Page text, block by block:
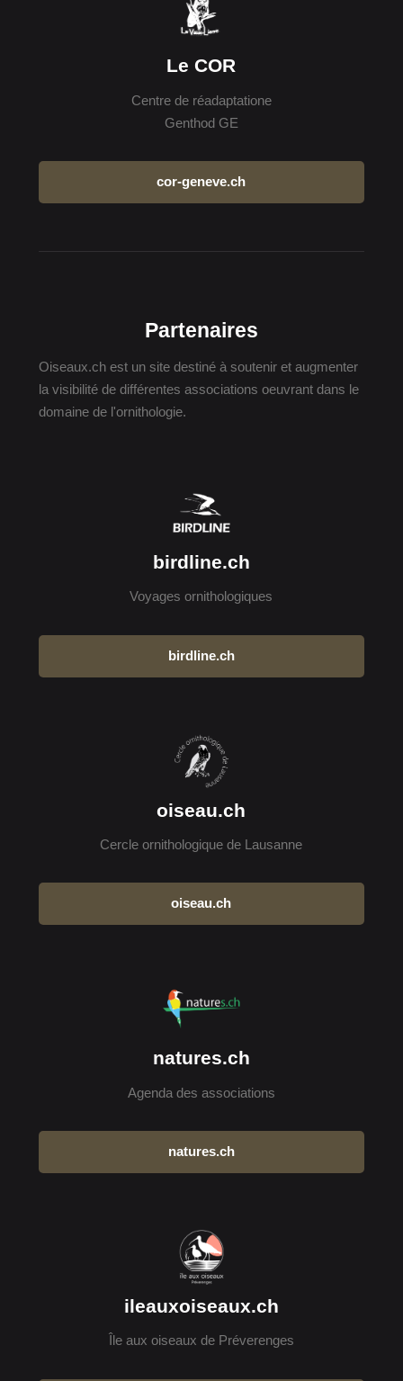
Le COR
Centre de réadaptatione
Genthod GE
cor-geneve.ch
Partenaires
Oiseaux.ch est un site destiné à soutenir et augmenter
la visibilité de différentes associations oeuvrant dans le
domaine de l'ornithologie.
birdline.ch
Voyages ornithologiques
birdline.ch
oiseau.ch
Cercle ornithologique de Lausanne
oiseau.ch
natures.ch
Agenda des associations
natures.ch
ileauxoiseaux.ch
Île aux oiseaux de Préverenges